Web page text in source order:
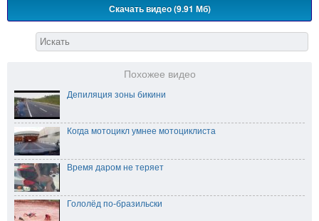
Скачать видео (9.91 Мб)
Похожее видео
Депиляция зоны бикини
Когда мотоцикл умнее мотоциклиста
Время даром не теряет
Гололёд по-бразильски